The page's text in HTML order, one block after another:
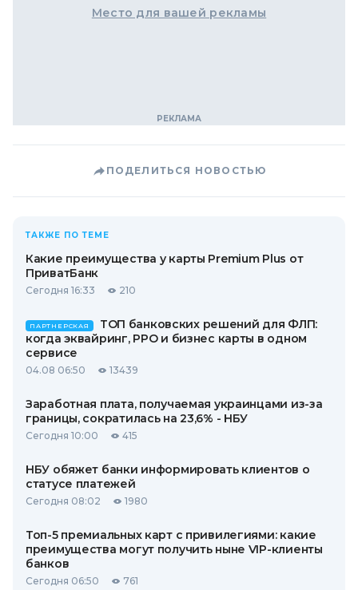
Место для вашей рекламы
ПОДЕЛИТЬСЯ НОВОСТЬЮ
ТАКЖЕ ПО ТЕМЕ
Какие преимущества у карты Premium Plus от
ПриватБанк
Сегодня 16:33 210
ПАРТНЕРСКАЯ
ТОП банковских решений для ФЛП:
когда эквайринг, РРО и бизнес карты в одном
сервисе
04.08 06:50 13439
Заработная плата, получаемая украинцами из-за
границы, сократилась на 23,6% - НБУ
Сегодня 10:00 415
НБУ обяжет банки информировать клиентов о
статусе платежей
Сегодня 08:02 1980
Топ-5 премиальных карт с привилегиями: какие
преимущества могут получить ныне VIP-клиенты
банков
Сегодня 06:50 761